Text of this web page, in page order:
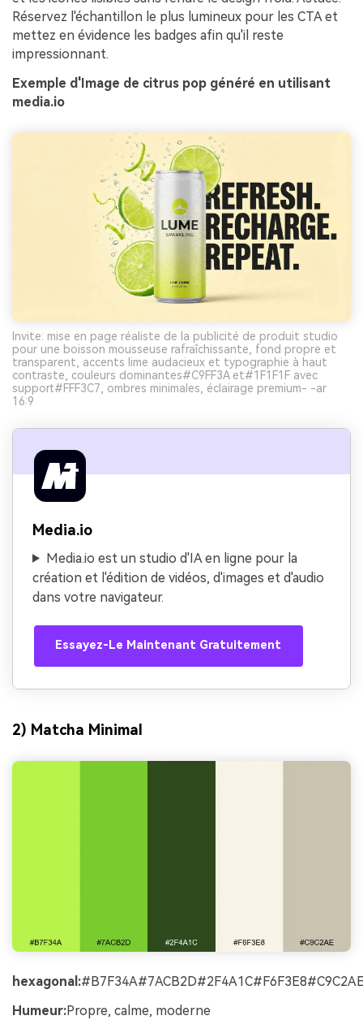
Réservez l'échantillon le plus lumineux pour les CTA et
mettez en évidence les badges afin qu'il reste
impressionnant.
Exemple d'Image de citrus pop généré en utilisant
media.io
Invite: mise en page réaliste de la publicité de produit studio
pour une boisson mousseuse rafraîchissante, fond propre et
transparent, accents lime audacieux et typographie à haut
contraste, couleurs dominantes#C9FF3A et#1F1F1F avec
support#FFF3C7, ombres minimales, éclairage premium- -ar
16:9
Media.io
Media.io est un studio d'IA en ligne pour la
création et l'édition de vidéos, d'images et d'audio
dans votre navigateur.
Essayez-Le Maintenant Gratuitement
2) Matcha Minimal
hexagonal:
Humeur:Propre, calme, moderne